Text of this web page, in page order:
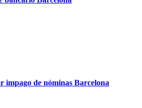
impago de nóminas Barcelona